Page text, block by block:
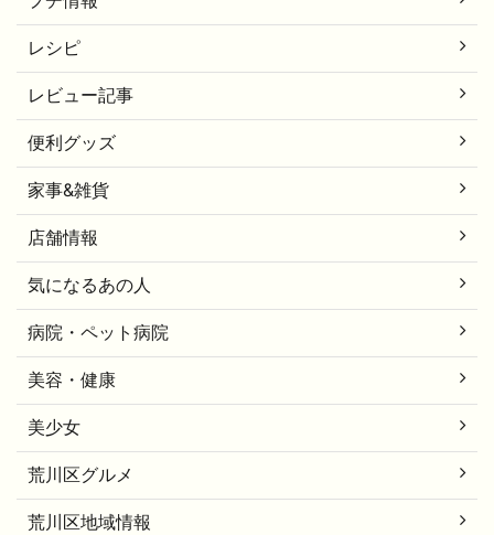
レシピ
レビュー記事
便利グッズ
家事&雑貨
店舗情報
気になるあの人
病院・ペット病院
美容・健康
美少女
荒川区グルメ
荒川区地域情報